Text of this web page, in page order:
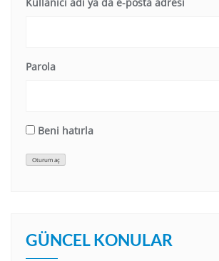
Parola
Beni hatırla
Oturum aç
GÜNCEL KONULAR